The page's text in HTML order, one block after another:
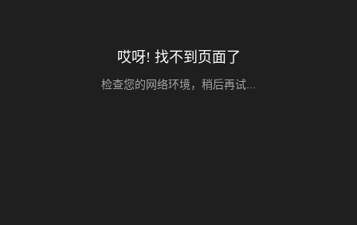
哎呀! 找不到页面了
检查您的网络环境，稍后再试...